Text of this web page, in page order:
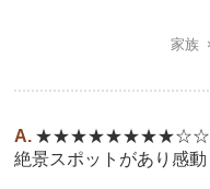
家族
★★★★★★★★☆☆
絶景スポットがあり感動